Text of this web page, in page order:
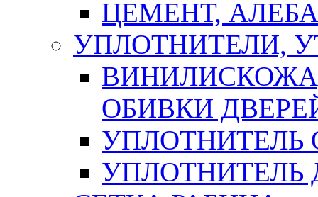
ЦЕМЕНТ,
УПЛОТНИТЕЛИ,
ОБИВКИ
УПЛОТНИТЕЛЬ